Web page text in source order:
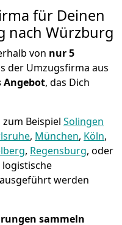
für Deinen
nach Würzburg
von nur 5
der Umzugsfirma aus
Angebot, das Dich
Beispiel Solingen
, München, Köln,
, Regensburg, oder
werden
sammeln